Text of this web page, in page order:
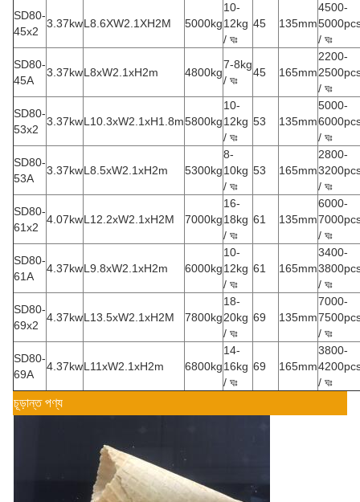
SD80-
45x2
3.37kwL8.6XW2.1XH2M 5000kg
10-
12kg
/ ঘঃ
45 135mm
4500-
/ ঘঃ
SD80-
45A
3.37kwL8xW2.1xH2m 4800kg
7-8kg
/ ঘঃ
45 165mm
2200-
/ ঘঃ
SD80-
53x2
3.37kwL10.3xW2.1xH1.8m5800kg
10-
12kg
/ ঘঃ
53 135mm
5000-
/ ঘঃ
SD80-
53A
3.37kwL8.5xW2.1xH2m 5300kg
8-
10kg
/ ঘঃ
53 165mm
2800-
/ ঘঃ
SD80-
61x2
4.07kwL12.2xW2.1xH2M 7000kg
16-
18kg
/ ঘঃ
61 135mm
6000-
/ ঘঃ
SD80-
61A
4.37kwL9.8xW2.1xH2m 6000kg
10-
12kg
/ ঘঃ
61 165mm
3400-
/ ঘঃ
SD80-
69x2
4.37kwL13.5xW2.1xH2M 7800kg
18-
20kg
/ ঘঃ
69 135mm
7000-
/ ঘঃ
SD80-
69A
4.37kwL11xW2.1xH2m 6800kg
14-
16kg
/ ঘঃ
69 165mm
3800-
/ ঘঃ
চূড়ান্ত পণ্য